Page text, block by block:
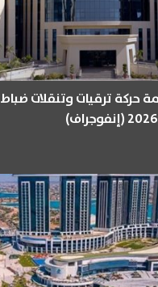
حركة ترقيات وتنقلات ضباط